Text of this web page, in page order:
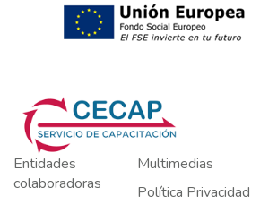
Entidades
colaboradoras
Multimedias
Política Privacidad